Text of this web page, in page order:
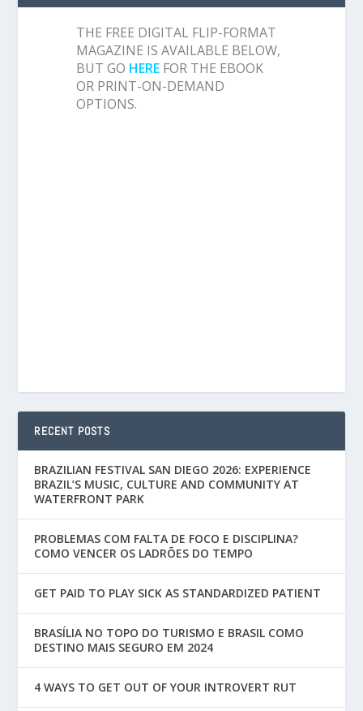
THE FREE DIGITAL FLIP-FORMAT
MAGAZINE IS AVAILABLE BELOW,
BUT GO HERE FOR THE EBOOK
OR PRINT-ON-DEMAND
OPTIONS.
RECENT POSTS
BRAZILIAN FESTIVAL SAN DIEGO 2026: EXPERIENCE
BRAZIL’S MUSIC, CULTURE AND COMMUNITY AT
WATERFRONT PARK
PROBLEMAS COM FALTA DE FOCO E DISCIPLINA?
COMO VENCER OS LADRÕES DO TEMPO
GET PAID TO PLAY SICK AS STANDARDIZED PATIENT
BRASÍLIA NO TOPO DO TURISMO E BRASIL COMO
DESTINO MAIS SEGURO EM 2024
4 WAYS TO GET OUT OF YOUR INTROVERT RUT